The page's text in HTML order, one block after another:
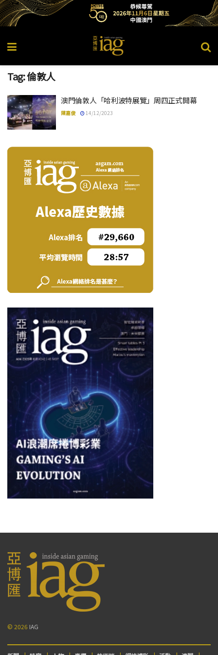
Tag:倫敦人
澳門倫敦人「哈利波特展覽」周四正式開幕
陳嘉俊 14/12/2023
© 2026 IAG